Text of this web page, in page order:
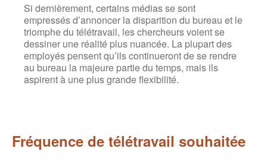
Si dernièrement, certains médias se sont
empressés d’annoncer la disparition du bureau et le
triomphe du télétravail, les chercheurs voient se
dessiner une réalité plus nuancée. La plupart des
employés pensent qu’ils continueront de se rendre
au bureau la majeure partie du temps, mais ils
aspirent à une plus grande flexibilité.
Fréquence de télétravail souhaitée